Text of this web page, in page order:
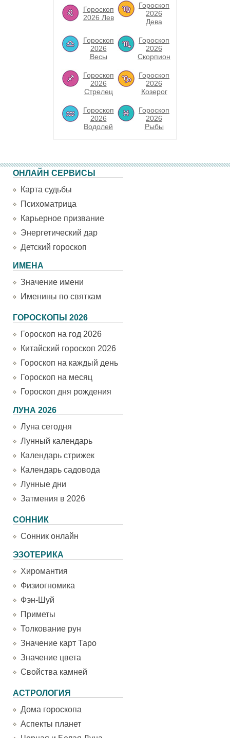
Гороскоп
2026 Лев
Гороскоп
2026
Дева
Гороскоп
2026
Весы
Гороскоп
2026
Скорпион
Гороскоп
2026
Стрелец
Гороскоп
2026
Козерог
Гороскоп
2026
Водолей
Гороскоп
2026
Рыбы
ОНЛАЙН СЕРВИСЫ
Карта судьбы
Психоматрица
Карьерное призвание
Энергетический дар
Детский гороскоп
ИМЕНА
Значение имени
Именины по святкам
ГОРОСКОПЫ 2026
Гороскоп на год 2026
Китайский гороскоп 2026
Гороскоп на каждый день
Гороскоп на месяц
Гороскоп дня рождения
ЛУНА 2026
Луна сегодня
Лунный календарь
Календарь стрижек
Календарь садовода
Лунные дни
Затмения в 2026
СОННИК
Сонник онлайн
ЭЗОТЕРИКА
Хиромантия
Физиогномика
Фэн-Шуй
Приметы
Толкование рун
Значение карт Таро
Значение цвета
Свойства камней
АСТРОЛОГИЯ
Дома гороскопа
Аспекты планет